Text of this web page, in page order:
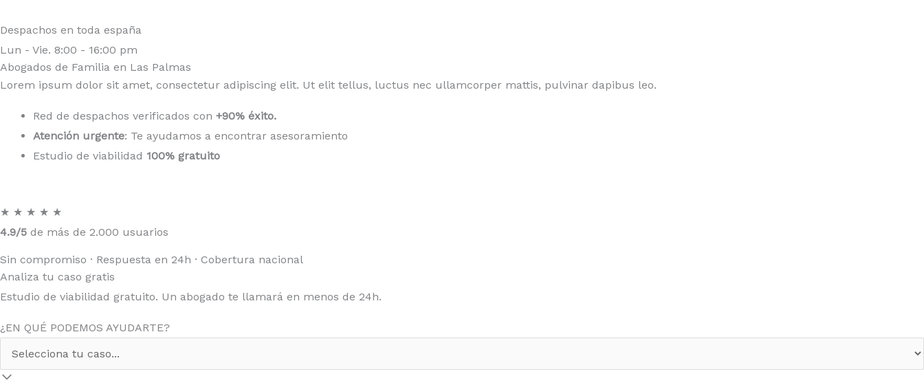
al
contenido
Despachos en toda españa
Lun - Vie. 8:00 - 16:00 pm
Abogados de Familia en Las Palmas
Lorem ipsum dolor sit amet, consectetur adipiscing elit. Ut elit tellus, luctus nec ullamcorper mattis, pulvinar dapibus leo.
Red de despachos verificados con +90% éxito.
Atención urgente: Te ayudamos a encontrar asesoramiento
Estudio de viabilidad 100% gratuito
★ ★ ★ ★ ★
4.9/5 de más de 2.000 usuarios
Sin compromiso · Respuesta en 24h · Cobertura nacional
Analiza tu caso gratis
Estudio de viabilidad gratuito. Un abogado te llamará en menos de 24h.
¿EN QUÉ PODEMOS AYUDARTE?